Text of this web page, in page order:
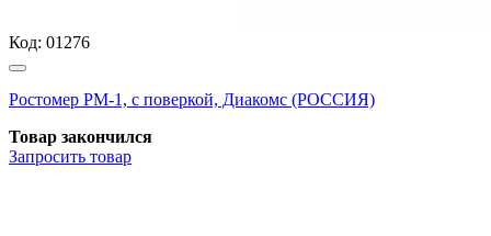
Код: 01276
Ростомер РМ-1, с поверкой, Диакомс (РОССИЯ)
Товар закончился
Запросить товар